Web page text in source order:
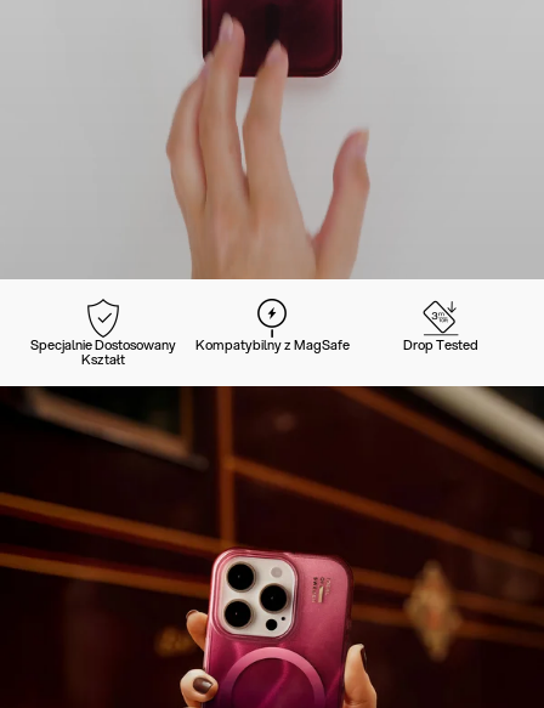
Specjalnie Dostosowany
Kształt
Kompatybilny z MagSafe Drop Tested